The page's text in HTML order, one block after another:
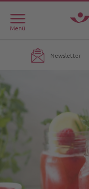
Menü
Newsletter